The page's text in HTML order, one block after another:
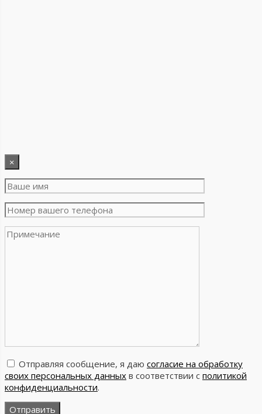
×
Отправляя сообщение, я даю согласие на обработку
своих персональных данных в соответствии с политикой
конфиденциальности.